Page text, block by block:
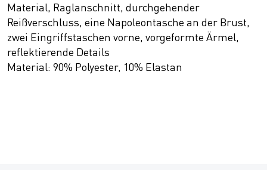
Material, Raglanschnitt, durchgehender
Reißverschluss, eine Napoleontasche an der Brust,
zwei Eingriffstaschen vorne, vorgeformte Ärmel,
reflektierende Details
Material: 90% Polyester, 10% Elastan